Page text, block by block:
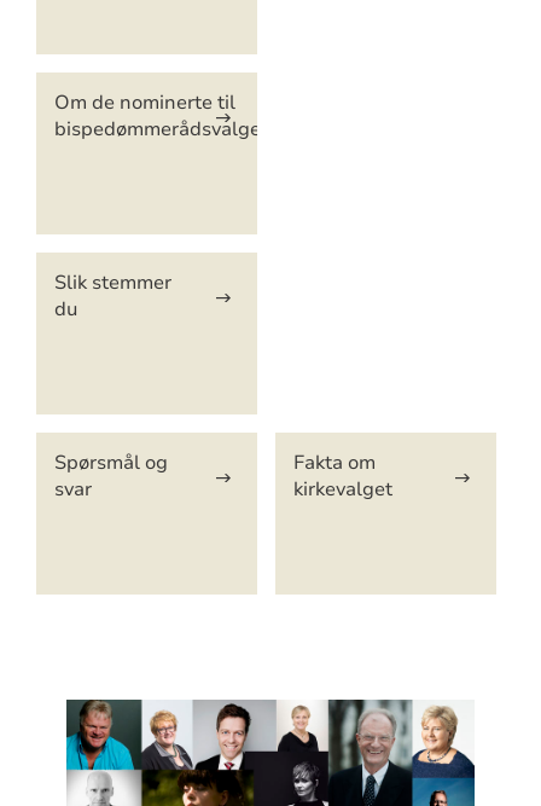
Om de nominerte til
bispedømmerådsvalget
Slik stemmer
du
Spørsmål og
svar
Fakta om
kirkevalget